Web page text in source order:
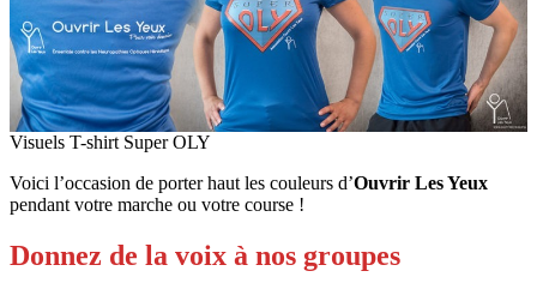
Visuels T-shirt Super OLY
Voici l’occasion de porter haut les couleurs d’Ouvrir Les Yeux
pendant votre marche ou votre course !
Donnez de la voix à nos groupes